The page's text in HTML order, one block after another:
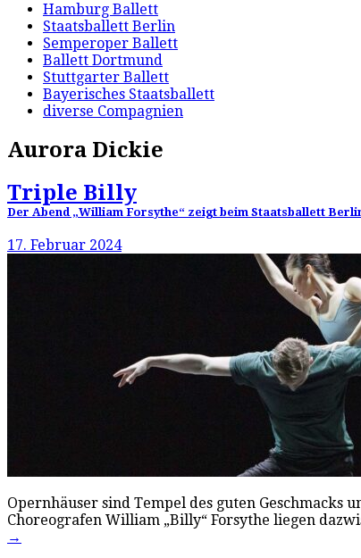
Hamburg Ballett
Staatsballett Berlin
Semperoper Ballett
Ballett Dortmund
Stuttgarter Ballett
Bayerisches Staatsballett
diverse Compagnien
Aurora Dickie
Triple Billy
Der Abend „William Forsythe“ zeigt beim Staatsballett
17. Februar 2024
Opernhäuser sind Tempel des guten
Choreografen William „Billy“ Forsythe liegen
→